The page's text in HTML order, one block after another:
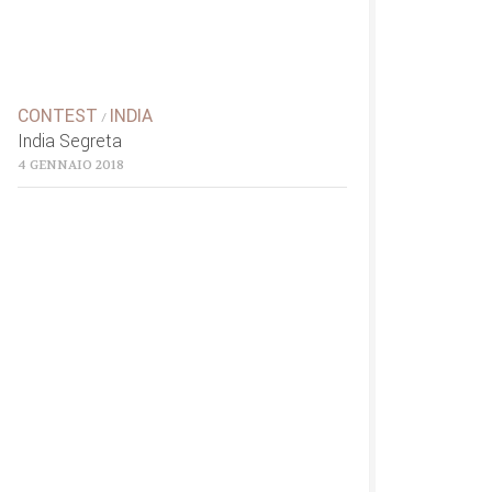
CONTEST / INDIA
India Segreta
4 GENNAIO 2018